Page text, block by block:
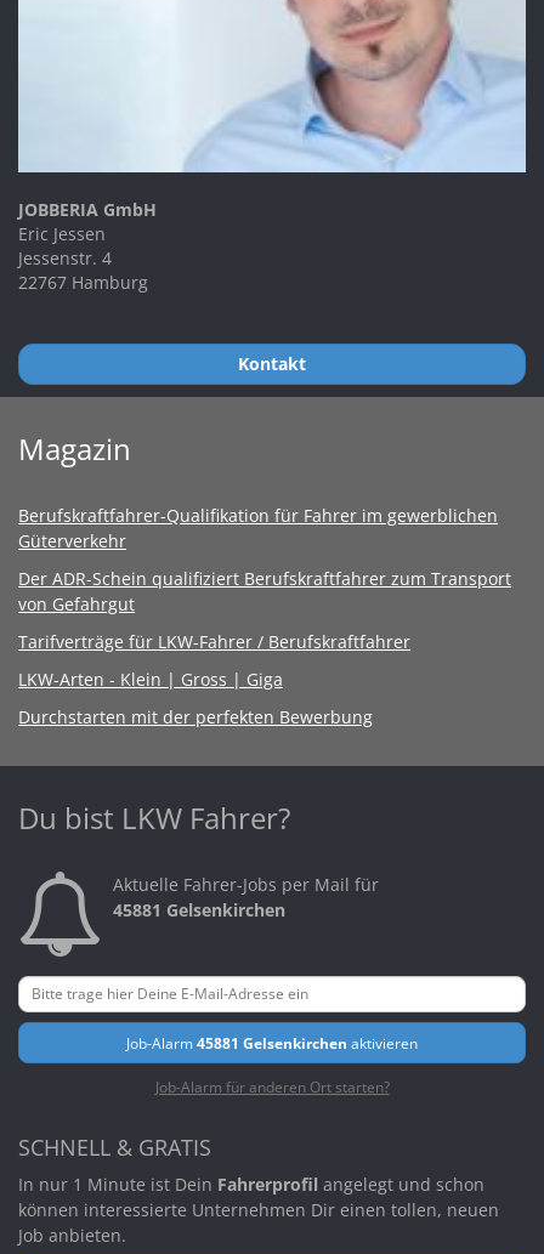
JOBBERIA GmbH
Eric Jessen
Jessenstr. 4
22767 Hamburg
Kontakt
Magazin
Berufskraftfahrer-Qualifikation für Fahrer im gewerblichen
Güterverkehr
Der ADR-Schein qualifiziert Berufskraftfahrer zum Transport
von Gefahrgut
Tarifverträge für LKW-Fahrer / Berufskraftfahrer
LKW-Arten - Klein | Gross | Giga
Durchstarten mit der perfekten Bewerbung
Du bist LKW Fahrer?
Aktuelle Fahrer-Jobs per Mail für
45881 Gelsenkirchen
Job-Alarm45881 Gelsenkirchen aktivieren
Job-Alarm für anderen Ort starten?
SCHNELL & GRATIS
In nur 1 Minute ist Dein Fahrerprofil angelegt und schon
können interessierte Unternehmen Dir einen tollen, neuen
Job anbieten.